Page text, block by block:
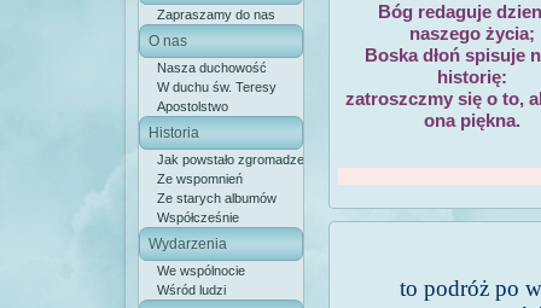
Zapraszamy do nas
O nas
Nasza duchowość
W duchu św. Teresy
Apostolstwo
Historia
Jak powstało zgromadzenie
Ze wspomnień
Ze starych albumów
Współcześnie
Wydarzenia
We wspólnocie
Wśród ludzi
Bóg redaguje
naszego życia;
Boska dłoń spisuje
historię:
zatroszczmy się o to,
ona piękna.
to podróż po